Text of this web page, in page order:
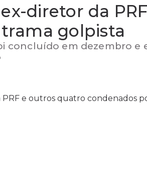
diretor da
golpista
em dezembro e